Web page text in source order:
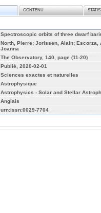
CONTENU
Spectroscopic orbits of three dwarf
North, Pierre; Jorissen, Alain;
Joanna
The Observatory, 140, page (11-20)
Publié, 2020-02-01
Sciences exactes et naturelles
Astrophysique
Astrophysics - Solar and Stellar
Anglais
urn:issn:0029-7704